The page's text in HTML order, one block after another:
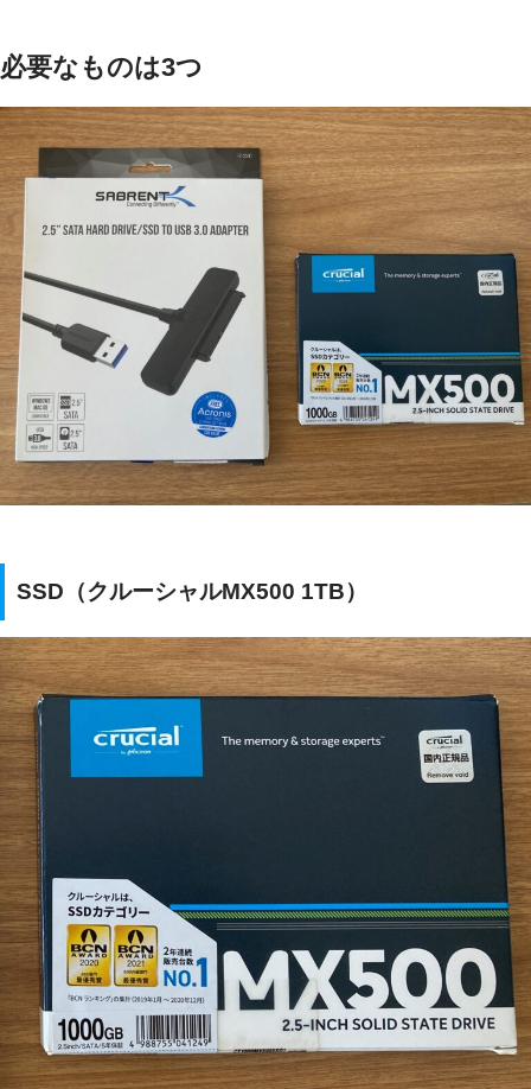
必要なものは3つ
SSD（クルーシャルMX500 1TB）